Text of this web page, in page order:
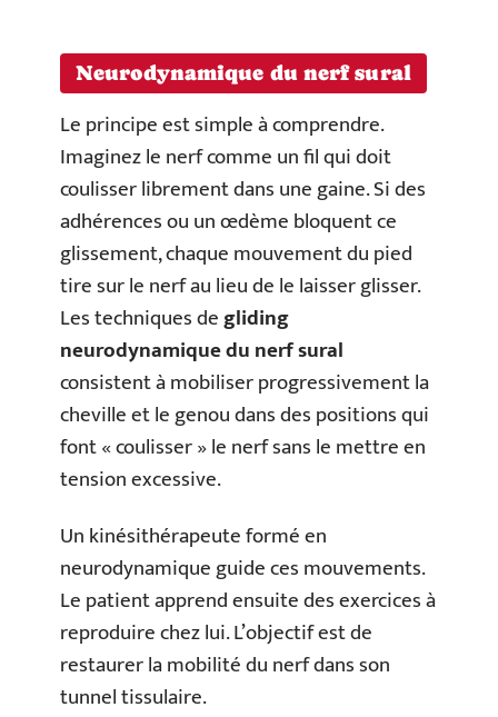
Neurodynamique du nerf sural
Le principe est simple à comprendre.
Imaginez le nerf comme un fil qui doit
coulisser librement dans une gaine. Si des
adhérences ou un œdème bloquent ce
glissement, chaque mouvement du pied
tire sur le nerf au lieu de le laisser glisser.
Les techniques degliding
neurodynamique du nerf sural
consistent à mobiliser progressivement la
cheville et le genou dans des positions qui
font « coulisser » le nerf sans le mettre en
tension excessive.
Un kinésithérapeute formé en
neurodynamique guide ces mouvements.
Le patient apprend ensuite des exercices à
reproduire chez lui. L’objectif est de
restaurer la mobilité du nerf dans son
tunnel tissulaire.